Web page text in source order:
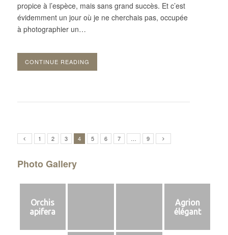
propice à l’espèce, mais sans grand succès. Et c’est
évidemment un jour où je ne cherchais pas, occupée
à photographier un…
CONTINUE READING
1 2 3 4 5 6 7 … 9
Photo Gallery
Orchis
apifera
Agrion
élégant